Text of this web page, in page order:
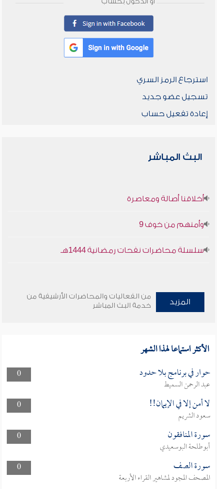
استرجاع الرمز السري
تسجيل عضو جديد
إعادة تفعيل حساب
البث المباشر
أخلاقنا أصالة ومعاصرة
وأمنهم من خوف 9
سلسلة محاضرات نفحات رمضانية 1444هـ
المزيد
من الفعاليات والمحاضرات الأرشيفية من
خدمة البث المباشر
الأكثر استماعا لهذا الشهر
0 حوار في برنامج بلا حدود
عبد الرحمن السميط
0
لا أمن إلا في الإيمان!!
سعود الشريم
0
سورة المنافقون
أبوطلحة البوسعيدي
0
سورة الصف
المصحف المجود لمشاهير القراء الأربعة